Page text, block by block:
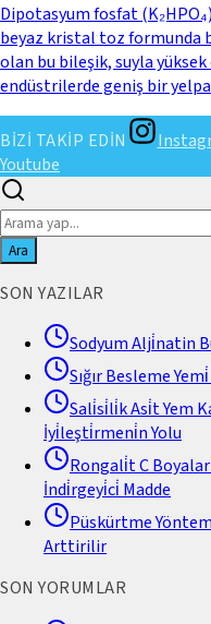
Dipotasyum fosfat
beyaz kristal toz formunda
olan bu bileşik, suyla
endüstrilerde geniş bir
BİZİ TAKİP EDİN
Youtube
Ara
SON YAZILAR
Sodyum Alji̇natin
Sığır Besleme
Sali̇si̇li̇k Asi̇t Yem
İyi̇leşti̇rmeni̇n Yolu
Rongali̇t C
İndi̇rgeyi̇ci̇ Madde
Püskürtme
Arttirilir
SON YORUMLAR